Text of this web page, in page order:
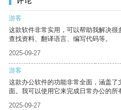
游客
这款软件非常实用，可以帮助我解决
查找资料、翻译语言、编写代码等。
2025-09-27
游客
这款办公软件的功能非常全面，涵盖
面。我可以使用它来完成日常办公的所
2025-09-27